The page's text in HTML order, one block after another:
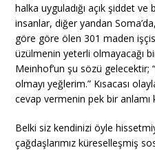
halka uyguladığı açık şiddet
insanlar, diğer yandan
göre göre ölen 301 maden
üzülmenin yeterli olmayacağı
Meinhof’un şu sözü
olmayı yeğlerim.” Kısacası
cevap vermenin pek bir anlamı
Belki siz kendinizi öyle
çağdaşlarımız küreselleşmiş